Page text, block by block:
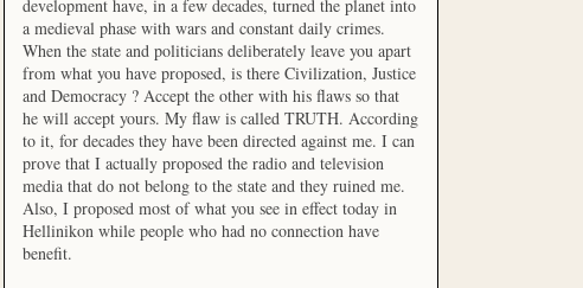
development have, in a few decades, turned the planet into
a medieval phase with wars and constant daily crimes.
When the state and politicians deliberately leave you apart
from what you have proposed, is there Civilization, Justice
and Democracy ? Accept the other with his flaws so that
he will accept yours. My flaw is called TRUTH. According
to it, for decades they have been directed against me. I can
prove that I actually proposed the radio and television
media that do not belong to the state and they ruined me.
Also, I proposed most of what you see in effect today in
Hellinikon while people who had no connection have
benefit.